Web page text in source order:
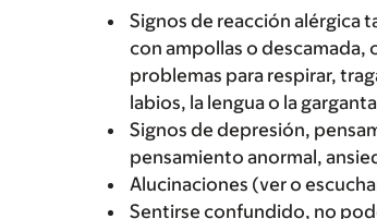
Signos de reacción alérgica
con ampollas o descamada,
problemas para respirar,
labios, la lengua o la
Signos de depresión,
pensamiento anormal,
Alucinaciones (ver o
Sentirse confundido, no